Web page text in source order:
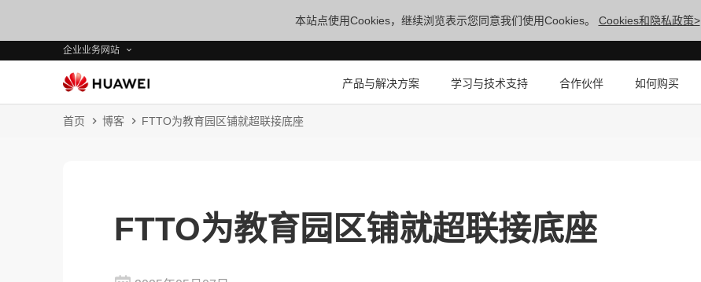
本站点使用Cookies，继续浏览表示您同意我们使用Cookies。 Cookies和隐私政策>
企业业务网站
产品与解决方案 学习与技术支持 合作伙伴 如何购买
首页 博客 FTTO为教育园区铺就超联接底座
FTTO为教育园区铺就超联接底座